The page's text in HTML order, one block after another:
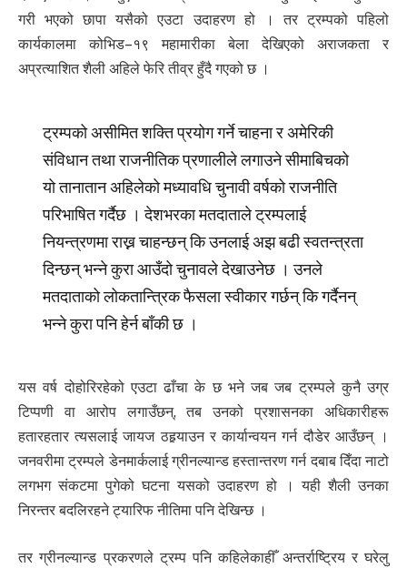
गरी भएको छापा यसैको एउटा उदाहरण हो । तर ट्रम्पको पहिलो
कार्यकालमा कोभिड–१९ महामारीका बेला देखिएको अराजकता र
अप्रत्याशित शैली अहिले फेरि तीव्र हुँदै गएको छ ।
ट्रम्पको असीमित शक्ति प्रयोग गर्ने चाहना र अमेरिकी
संविधान तथा राजनीतिक प्रणालीले लगाउने सीमाबिचको
यो तानातान अहिलेको मध्यावधि चुनावी वर्षको राजनीति
परिभाषित गर्दैछ । देशभरका मतदाताले ट्रम्पलाई
नियन्त्रणमा राख्न चाहन्छन् कि उनलाई अझ बढी स्वतन्त्रता
दिन्छन् भन्ने कुरा आउँदो चुनावले देखाउनेछ । उनले
मतदाताको लोकतान्त्रिक फैसला स्वीकार गर्छन् कि गर्दैनन्
भन्ने कुरा पनि हेर्न बाँकी छ ।
यस वर्ष दोहोरिरहेको एउटा ढाँचा के छ भने जब जब ट्रम्पले कुनै उग्र
टिप्पणी वा आरोप लगाउँछन्, तब उनको प्रशासनका अधिकारीहरू
हतारहतार त्यसलाई जायज ठहर्‍याउन र कार्यान्वयन गर्न दौडेर आउँछन् ।
जनवरीमा ट्रम्पले डेनमार्कलाई ग्रीनल्यान्ड हस्तान्तरण गर्न दबाब दिँदा नाटो
लगभग संकटमा पुगेको घटना यसको उदाहरण हो । यही शैली उनका
निरन्तर बदलिरहने ट्यारिफ नीतिमा पनि देखिन्छ ।
तर ग्रीनल्यान्ड प्रकरणले ट्रम्प पनि कहिलेकाहीँ अन्तर्राष्ट्रिय र घरेलु